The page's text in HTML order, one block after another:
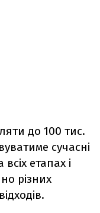
до 100 тис.
сучасні
етапах і
різних